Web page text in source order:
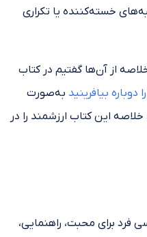
خسته‌کننده یا تکراری
خلاصه از آن‌ها گفتیم در کتاب
دوباره بیافرینید به‌صورت
این کتاب ارزشمند را در
فرد برای محبت، راهنمایی،